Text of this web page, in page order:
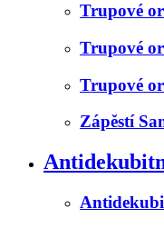
Trupové
Trupové
Trupové
Zápěstí